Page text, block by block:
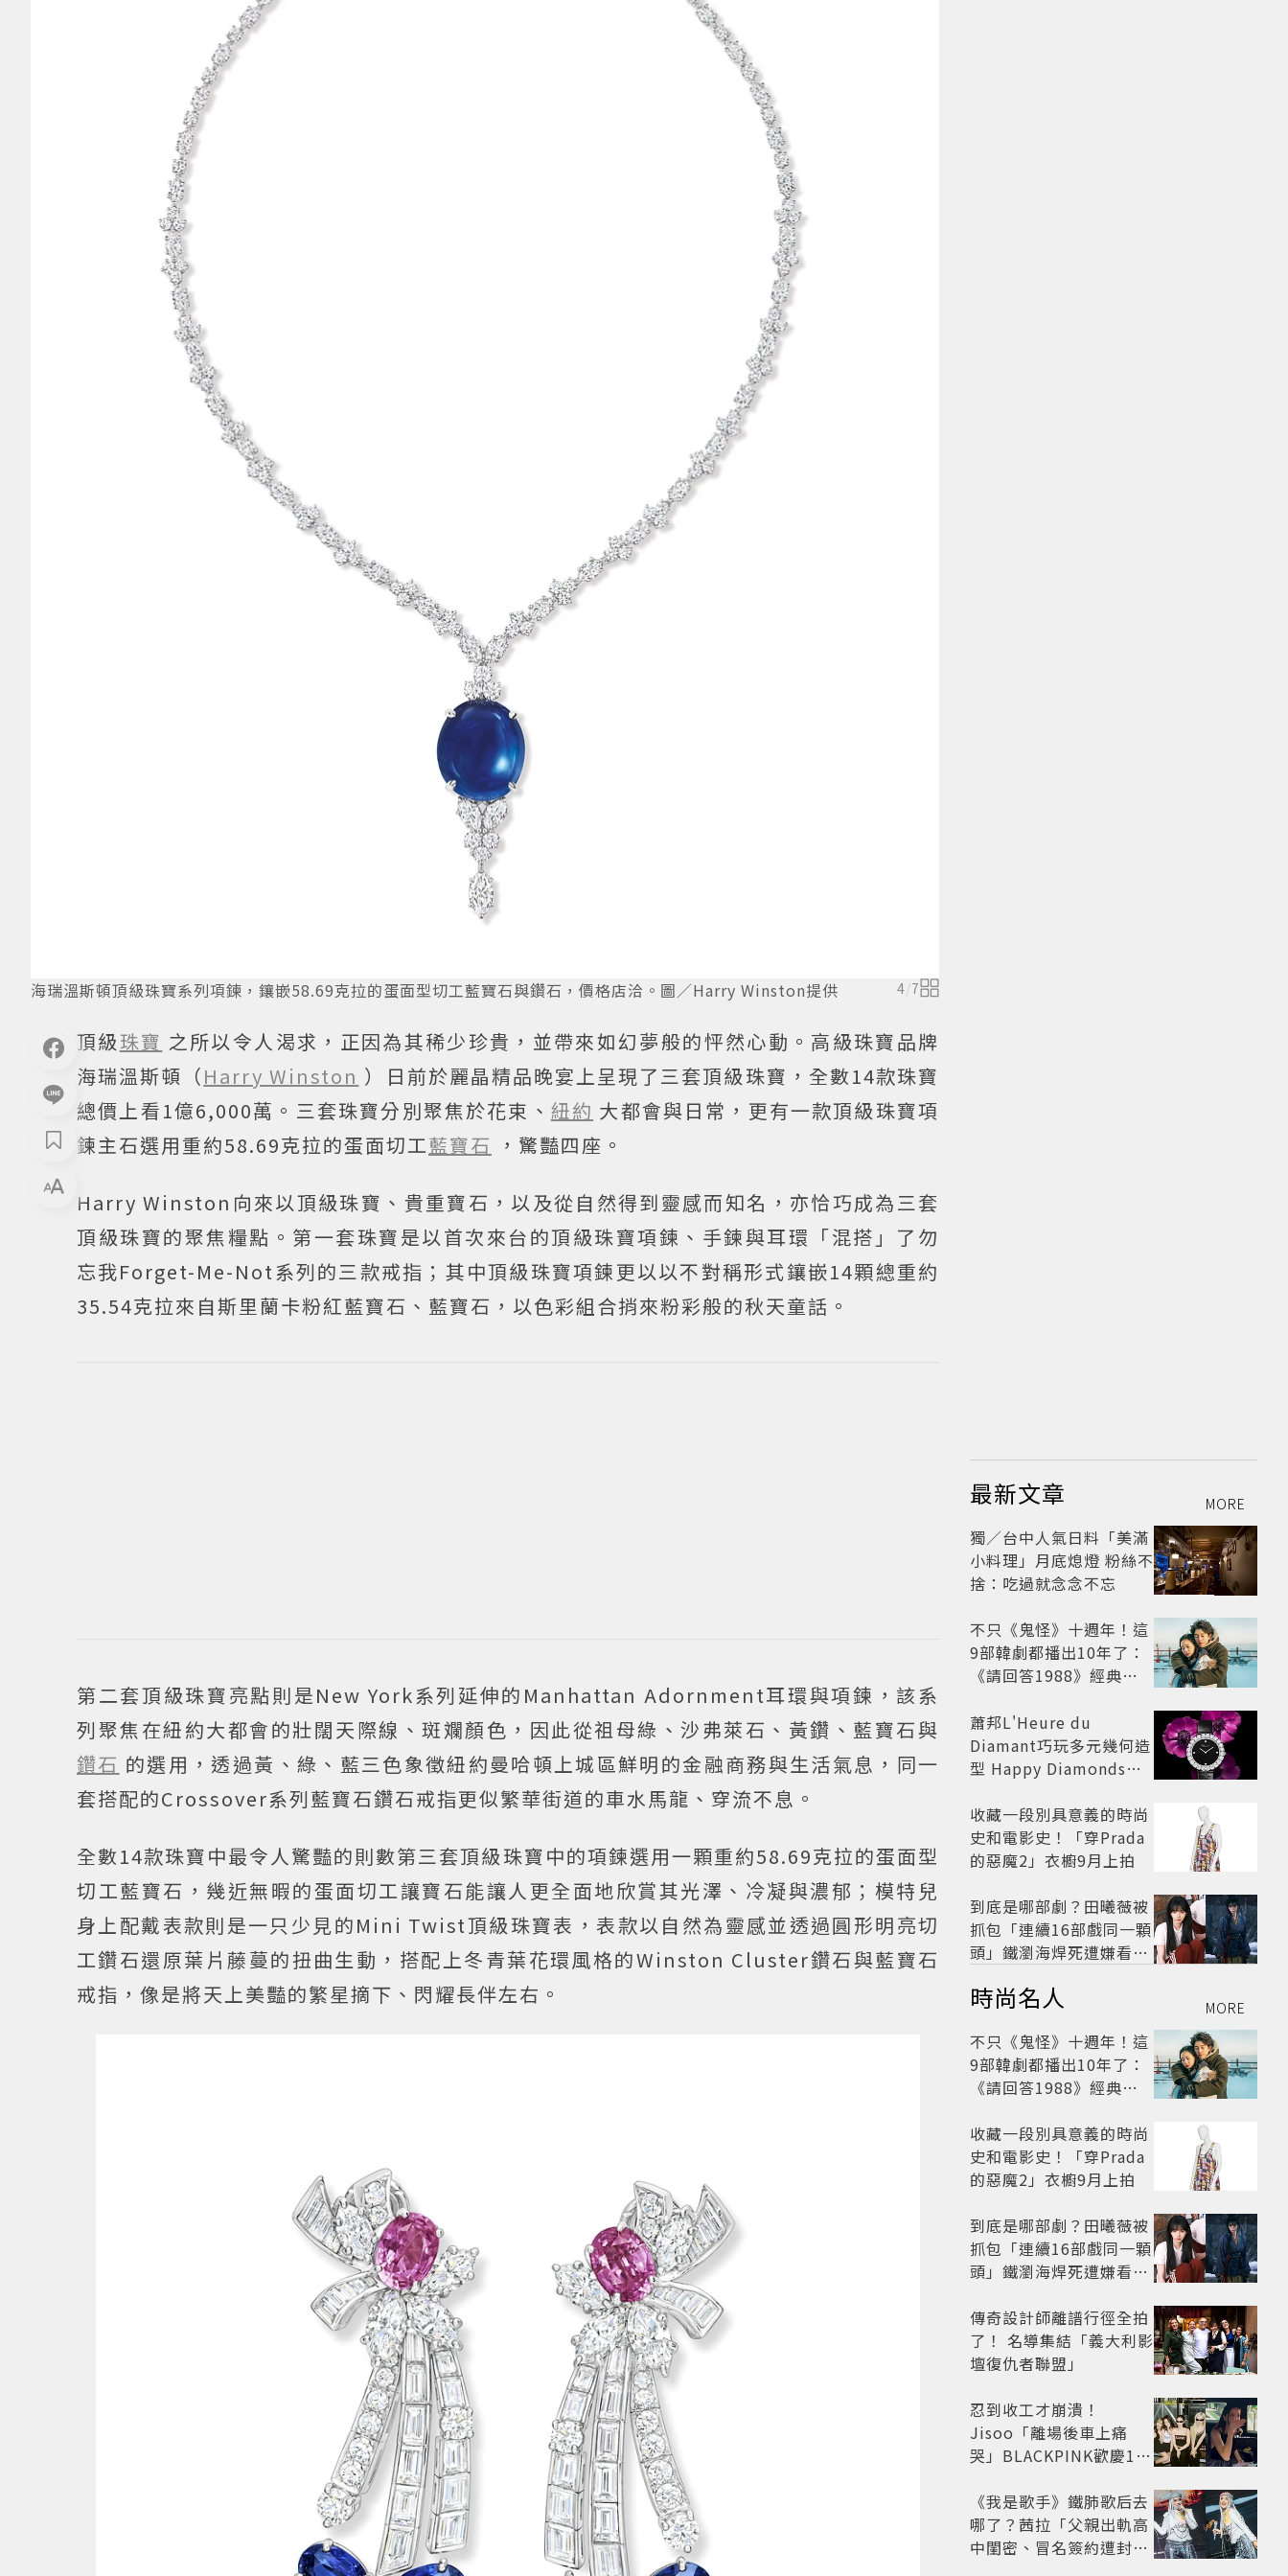
海瑞溫斯頓頂級珠寶系列項鍊，鑲嵌58.69克拉的蛋面型切工藍寶石與鑽石，價格店洽。圖／Harry Winston提供 4/7
頂級珠寶 之所以令人渴求，正因為其稀少珍貴，並帶來如幻夢般的怦然心動。高級珠寶品牌
海瑞溫斯頓（Harry Winston ）日前於麗晶精品晚宴上呈現了三套頂級珠寶，全數14款珠寶
總價上看1億6,000萬。三套珠寶分別聚焦於花束、 紐約 大都會與日常，更有一款頂級珠寶項
鍊主石選用重約58.69克拉的蛋面切工藍寶石 ，驚豔四座。
Harry Winston向來以頂級珠寶、貴重寶石，以及從自然得到靈感而知名，亦恰巧成為三套
頂級珠寶的聚焦糧點。第一套珠寶是以首次來台的頂級珠寶項鍊、手鍊與耳環「混搭」了勿
忘我Forget-Me-Not系列的三款戒指；其中頂級珠寶項鍊更以以不對稱形式鑲嵌14顆總重約
35.54克拉來自斯里蘭卡粉紅藍寶石、藍寶石，以色彩組合捎來粉彩般的秋天童話。
第二套頂級珠寶亮點則是New York系列延伸的Manhattan Adornment耳環與項鍊，該系
列聚焦在紐約大都會的壯闊天際線、斑斕顏色，因此從祖母綠、沙弗萊石、黃鑽、藍寶石與
鑽石 的選用，透過黃、綠、藍三色象徵紐約曼哈頓上城區鮮明的金融商務與生活氣息，同一
套搭配的Crossover系列藍寶石鑽石戒指更似繁華街道的車水馬龍、穿流不息。
全數14款珠寶中最令人驚豔的則數第三套頂級珠寶中的項鍊選用一顆重約58.69克拉的蛋面型
切工藍寶石，幾近無暇的蛋面切工讓寶石能讓人更全面地欣賞其光澤、冷凝與濃郁；模特兒
身上配戴表款則是一只少見的Mini Twist頂級珠寶表，表款以自然為靈感並透過圓形明亮切
工鑽石還原葉片藤蔓的扭曲生動，搭配上冬青葉花環風格的Winston Cluster鑽石與藍寶石
戒指，像是將天上美豔的繁星摘下、閃耀長伴左右。
最新文章 MORE
獨／台中人氣日料「美滿
小料理」月底熄燈 粉絲不
捨：吃過就念念不忘
不只《鬼怪》十週年！這
9部韓劇都播出10年了：
《請回答1988》經典不
蕭邦L'Heure du
Diamant巧玩多元幾何造
型 Happy Diamonds歡
收藏一段別具意義的時尚
史和電影史！「穿Prada
的惡魔2」衣櫥9月上拍
到底是哪部劇？田曦薇被
抓包「連續16部戲同一顆
頭」鐵瀏海焊死遭嫌看膩
時尚名人 MORE
不只《鬼怪》十週年！這
9部韓劇都播出10年了：
《請回答1988》經典不
收藏一段別具意義的時尚
史和電影史！「穿Prada
的惡魔2」衣櫥9月上拍
到底是哪部劇？田曦薇被
抓包「連續16部戲同一顆
頭」鐵瀏海焊死遭嫌看膩
傳奇設計師離譜行徑全拍
了！ 名導集結「義大利影
壇復仇者聯盟」
忍到收工才崩潰！
Jisoo「離場後車上痛
哭」BLACKPINK歡慶10
超心疼
《我是歌手》鐵肺歌后去
哪了？茜拉「父親出軌高
中閨密、冒名簽約遭封